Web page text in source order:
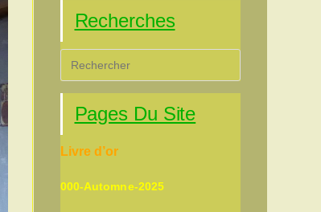
Recherches
Escape
Pages Du Site
Livre d’or
000-Automne-2025